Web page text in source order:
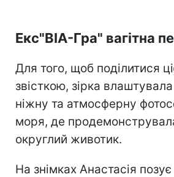
Екс"ВІА-Гра" вагітна
Для того, щоб поділитися
звісткою, зірка
ніжну та атмосферну
моря, де
округлий животик.
На знімках Анастасія позує